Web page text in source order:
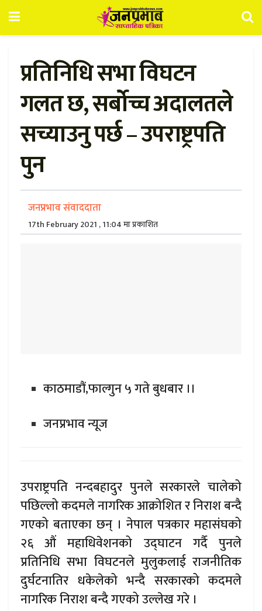
प्रतिनिधि सभा विघटन
गलत छ, सर्बोच्च अदालतले
सच्याउनु पर्छ – उपराष्ट्रपति
पुन
जनप्रभाव संवाददाता
17th February 2021 , 11:04 मा प्रकाशित
काठमाडौं,फाल्गुन ५ गते बुधबार ।।
जनप्रभाव न्यूज
उपराष्ट्रपति नन्दबहादुर पुनले सरकारले चालेको
पछिल्लो कदमले नागरिक आक्रोशित र निराश बन्दै
गएको बताएका छन् । नेपाल पत्रकार महासंघको
२६ औं महाधिवेशनको उद्घाटन गर्दै पुनले
प्रतिनिधि सभा विघटनले मुलुकलाई राजनीतिक
दुर्घटनातिर धकेलेको भन्दै सरकारको कदमले
नागरिक निराश बन्दै गएको उल्लेख गरे ।